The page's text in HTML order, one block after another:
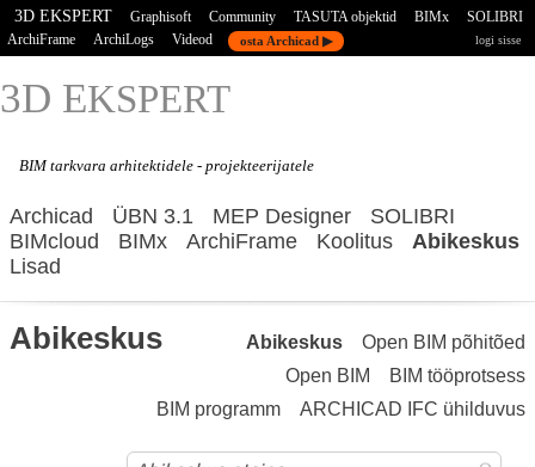
3D EKSPERT Graphisoft Community TASUTA objektid BIMx
SOLIBRI
ArchiFrame
ArchiLogs Videod osta Archicad ▶ logi sisse
3D EKSPERT
BIM tarkvara arhitektidele - projekteerijatele
Archicad ÜBN 3.1 MEP Designer
SOLIBRI
BIMcloud
BIMx ArchiFrame Koolitus
Abikeskus
Lisad
Abikeskus Abikeskus
Open BIM põhitõed
Open BIM
BIM tööprotsess
BIM programm
ARCHICAD IFC ühilduvus